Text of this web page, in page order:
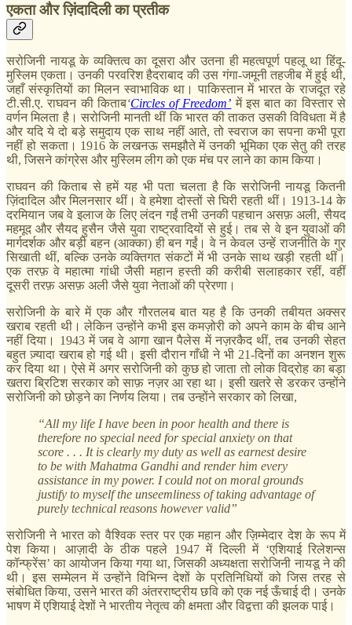
एकता और ज़िंदादिली का प्रतीक
सरोजिनी नायडू के व्यक्तित्व का दूसरा और उतना ही महत्वपूर्ण पहलू था हिंदू-
मुस्लिम एकता। उनकी परवरिश हैदराबाद की उस गंगा-जमूनी तहजीब में हुई थी,
जहाँ संस्कृतियों का मिलन स्वाभाविक था। पाकिस्तान में भारत के राजदूत रहे
टी.सी.ए. राघवन की किताब‘Circles of Freedom’ में इस बात का विस्तार से
वर्णन मिलता है। सरोजिनी मानती थीं कि भारत की ताकत उसकी विविधता में है
और यदि ये दो बड़े समुदाय एक साथ नहीं आते, तो स्वराज का सपना कभी पूरा
नहीं हो सकता। 1916 के लखनऊ समझौते में उनकी भूमिका एक सेतु की तरह
थी, जिसने कांग्रेस और मुस्लिम लीग को एक मंच पर लाने का काम किया।
राघवन की किताब से हमें यह भी पता चलता है कि सरोजिनी नायडू कितनी
ज़िंदादिल और मिलनसार थीं। वे हमेशा दोस्तों से घिरी रहती थीं। 1913-14 के
दरमियान जब वे इलाज के लिए लंदन गईं तभी उनकी पहचान असफ़ अली, सैयद
महमूद और सैयद हुसैन जैसे युवा राष्ट्रवादियों से हुई। तब से वे इन युवाओं की
मार्गदर्शक और बड़ी बहन (आक्का) ही बन गईं। वे न केवल उन्हें राजनीति के गुर
सिखाती थीं, बल्कि उनके व्यक्तिगत संकटों में भी उनके साथ खड़ी रहती थीं।
एक तरफ़ वे महात्मा गांधी जैसी महान हस्ती की करीबी सलाहकार रहीं, वहीं
दूसरी तरफ़ असफ़ अली जैसे युवा नेताओं की प्रेरणा।
सरोजिनी के बारे में एक और गौरतलब बात यह है कि उनकी तबीयत अक्सर
खराब रहती थी। लेकिन उन्होंने कभी इस कमज़ोरी को अपने काम के बीच आने
नहीं दिया। 1943 में जब वे आगा खान पैलेस में नज़रकैद थीं, तब उनकी सेहत
बहुत ज़्यादा खराब हो गई थी। इसी दौरान गाँधी ने भी 21-दिनों का अनशन शुरू
कर दिया था। ऐसे में अगर सरोजिनी को कुछ हो जाता तो लोक विद्रोह का बड़ा
खतरा ब्रिटिश सरकार को साफ़ नज़र आ रहा था। इसी खतरे से डरकर उन्होंने
सरोजिनी को छोड़ने का निर्णय लिया। तब उन्होंने सरकार को लिखा,
“All my life I have been in poor health and there is
therefore no special need for special anxiety on that
score . . . It is clearly my duty as well as earnest desire
to be with Mahatma Gandhi and render him every
assistance in my power. I could not on moral grounds
justify to myself the unseemliness of taking advantage of
purely technical reasons however valid”
सरोजिनी ने भारत को वैश्विक स्तर पर एक महान और ज़िम्मेदार देश के रूप में
पेश किया। आज़ादी के ठीक पहले 1947 में दिल्ली में ‘एशियाई रिलेशन्स
कॉन्फ्रेंस’ का आयोजन किया गया था, जिसकी अध्यक्षता सरोजिनी नायडू ने की
थी। इस सम्मेलन में उन्होंने विभिन्न देशों के प्रतिनिधियों को जिस तरह से
संबोधित किया, उसने भारत की अंतरराष्ट्रीय छवि को एक नई ऊँचाई दी। उनके
भाषण में एशियाई देशों ने भारतीय नेतृत्व की क्षमता और विद्वत्ता की झलक पाई।